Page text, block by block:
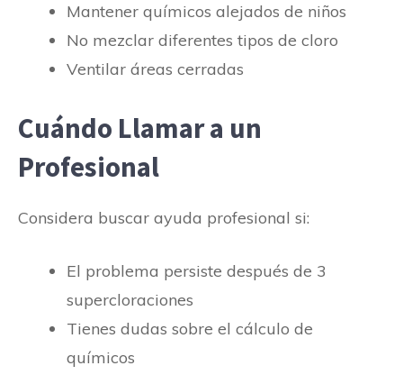
Mantener químicos alejados de niños
No mezclar diferentes tipos de cloro
Ventilar áreas cerradas
Cuándo Llamar a un
Profesional
Considera buscar ayuda profesional si:
El problema persiste después de 3
supercloraciones
Tienes dudas sobre el cálculo de
químicos